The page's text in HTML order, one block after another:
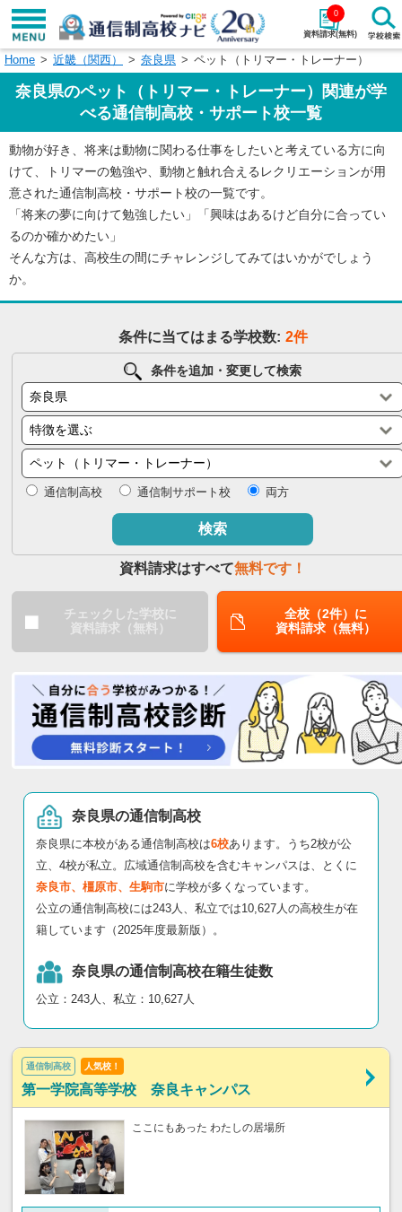
資料請求(無料)
0
学校名で探す
検索
エリアから探す 特徴から探す
エリアを選択して探す
関東
東海
九州・沖縄
Home 近畿（関西） 奈良県 ペット（トリマー・トレーナー）
奈良県のペット（トリマー・トレーナー）関連が学
べる通信制高校・サポート校一覧
動物が好き、将来は動物に関わる仕事をしたいと考えている方に向
けて、トリマーの勉強や、動物と触れ合えるレクリエーションが用
意された通信制高校・サポート校の一覧です。
「将来の夢に向けて勉強したい」「興味はあるけど自分に合ってい
るのか確かめたい」
そんな方は、高校生の間にチャレンジしてみてはいかがでしょう
か。
条件に当てはまる学校数: 2件
条件を追加・変更して検索
通信制高校 通信制サポート校 両方
検索
資料請求はすべて無料です！
チェックした学校に
資料請求（無料）
全校（2件）に
資料請求（無料）
奈良県の通信制高校
奈良県に本校がある通信制高校は6校あります。うち2校が公
立、4校が私立。広域通信制高校を含むキャンパスは、とくに
奈良市、橿原市、生駒市に学校が多くなっています。
公立の通信制高校には243人、私立では10,627人の高校生が在
籍しています（2025年度最新版）。
奈良県の通信制高校在籍生徒数
公立：243人、私立：10,627人
通信制高校 人気校！
第一学院高等学校 奈良キャンパス
ここにもあった わたしの居場所